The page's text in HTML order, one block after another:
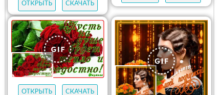
ОТКРЫТЬ СКАЧАТЬ
ОТКРЫТЬ СКАЧАТЬ